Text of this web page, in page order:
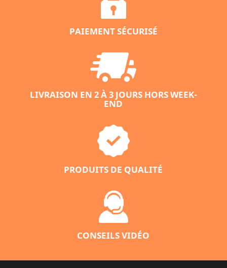
PAIEMENT SÉCURISÉ
LIVRAISON EN 2 À 3 JOURS HORS WEEK-
END
PRODUITS DE QUALITÉ
CONSEILS VIDÉO